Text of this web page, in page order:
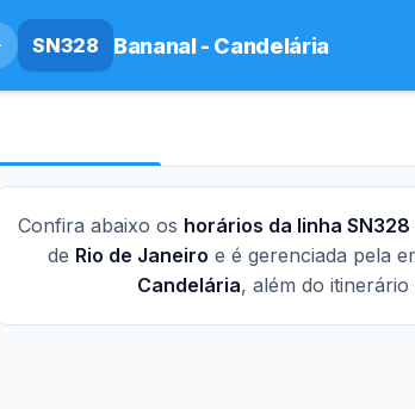
SN328 Bananal - Candelária
Confira abaixo os horários da linha
de Rio de Janeiro e é gerenciada pela
Candelária, além do